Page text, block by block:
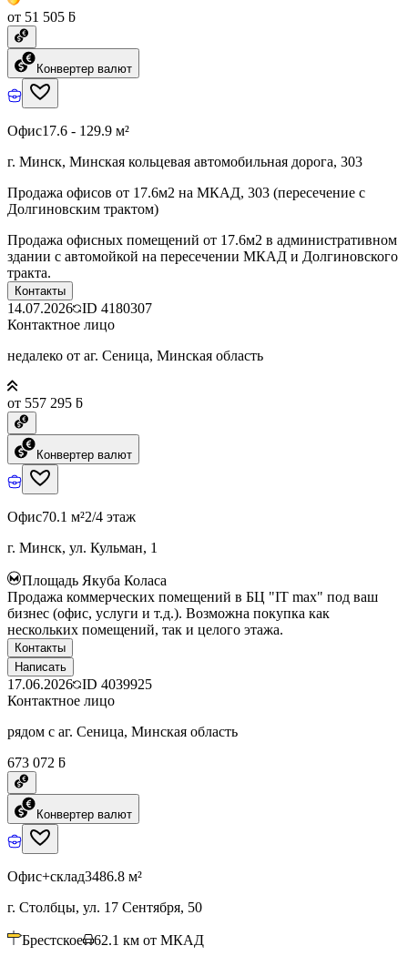
от 51 505 ƃ
Конвертер валют
Офис17.6 - 129.9 м²
г. Минск, Минская кольцевая автомобильная дорога, 303
Продажа офисов от 17.6м2 на МКАД, 303 (пересечение с
Долгиновским трактом)
Продажа офисных помещений от 17.6м2 в административном
здании с автомойкой на пересечении МКАД и Долгиновского
тракта.
Контакты
14.07.2026 ID 4180307
Контактное лицо
недалеко от аг. Сеница, Минская область
от 557 295 ƃ
Конвертер валют
Офис70.1 м²2/4 этаж
г. Минск, ул. Кульман, 1
Площадь Якуба Коласа
Продажа коммерческих помещений в БЦ "IT max" под ваш
бизнес (офис, услуги и т.д.). Возможна покупка как
нескольких помещений, так и целого этажа.
Контакты
Написать
17.06.2026 ID 4039925
Контактное лицо
рядом с аг. Сеница, Минская область
673 072 ƃ
Конвертер валют
Офис+склад3486.8 м²
г. Столбцы, ул. 17 Сентября, 50
Брестское 62.1 км от МКАД